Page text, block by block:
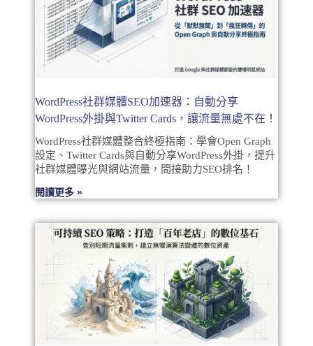
WordPress社群媒體SEO加速器：自動分享
WordPress外掛與Twitter Cards，讓流量無處不在！
WordPress社群媒體整合終極指南：學會Open Graph
設定、Twitter Cards與自動分享WordPress外掛，提升
社群媒體曝光與網站流量，間接助力SEO排名！
閱讀更多 »